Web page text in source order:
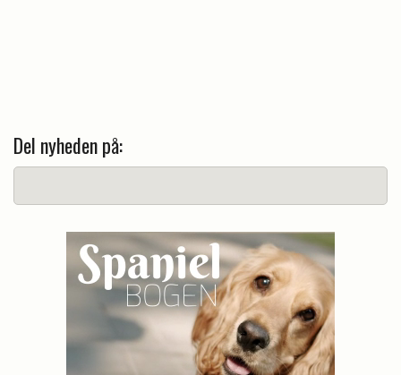
Del nyheden på: